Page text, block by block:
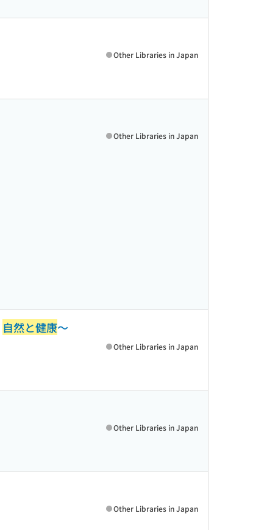
Other Libraries in Japan
Other Libraries in Japan
自然と健康〜
Other Libraries in Japan
Other Libraries in Japan
Other Libraries in Japan